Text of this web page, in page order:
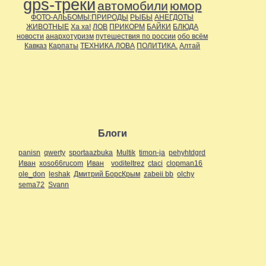
Ближние вылазки(126)
Дальние страны(11)
Около города(16)
По стране(15)
Регионы(63)
с собой в дорогу.. (2)
Спелеология(20)
Сплавщики(8)
Творчество (6)
Творчество. (2)
gps-треки автомобили юмор
ФОТО-АЛЬБОМЫ:ПРИРОДЫ РЫБЫ АНЕГДОТЫ
ЖИВОТНЫЕ Ха ха! ЛОВ ПРИКОРМ БАЙКИ БЛЮДА
новости анархотуризм путешествия по россии обо всём
Кавказ Карпаты ТЕХНИКА ЛОВА ПОЛИТИКА. Алтай
Блоги
panisn qwerty sportaazbuka Multik timon-ja pehyhtdgrd
Иван xoso66rucom Иван voditeltrez ctaci clopman16
ole_don leshak Дмитрий БорсКрым zabeii bb olchy
sema72 Svann